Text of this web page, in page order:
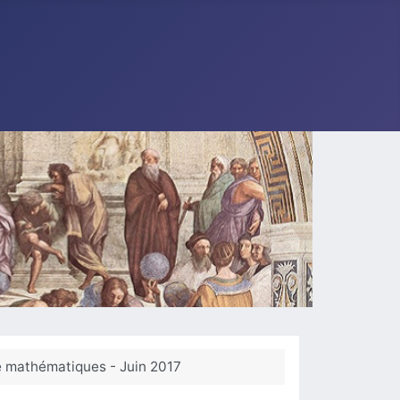
- Juin 2017